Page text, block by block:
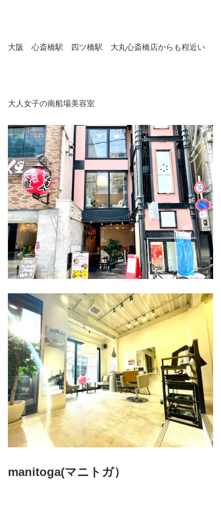
大阪 心斎橋駅 四ツ橋駅 大丸心斎橋店からも程近い
大人女子の南船場美容室
manitoga(マニトガ）